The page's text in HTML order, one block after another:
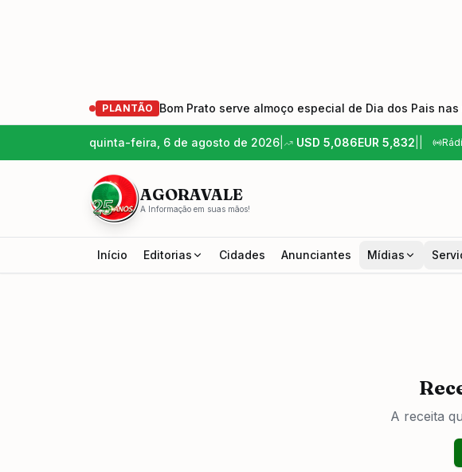
PLANTÃO Bom Prato serve almoço especial de Dia dos Pais
quinta-feira, 6 de agosto de 2026 USD 5,086EUR 5,832
AGORAVALE
A Informação em suas mãos!
Início Editorias Cidades Anunciantes Mídias
A receita